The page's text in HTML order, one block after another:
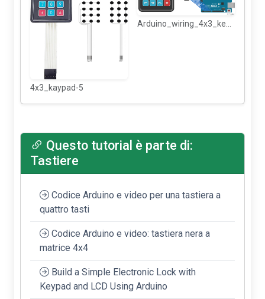
4x3_kaypad-5
Questo tutorial è parte di:
Tastiere
Codice Arduino e video per una tastiera a
quattro tasti
Codice Arduino e video: tastiera nera a
matrice 4x4
Build a Simple Electronic Lock with
Keypad and LCD Using Arduino